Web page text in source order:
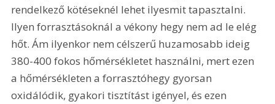
rendelkező kötéseknél lehet ilyesmit tapasztalni.
Ilyen forrasztásoknál a vékony hegy nem ad le elég
hőt. Ám ilyenkor nem célszerű huzamosabb ideig
380-400 fokos hőmérsékletet használni, mert ezen
a hőmérsékleten a forrasztóhegy gyorsan
oxidálódik, gyakori tisztítást igényel, és ezen